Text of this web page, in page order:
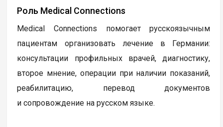
Роль Medical Connections
Medical Connections помогает русскоязычным
пациентам организовать лечение в Германии:
консультации профильных врачей, диагностику,
второе мнение, операции при наличии показаний,
реабилитацию, перевод документов
и сопровождение на русском языке.